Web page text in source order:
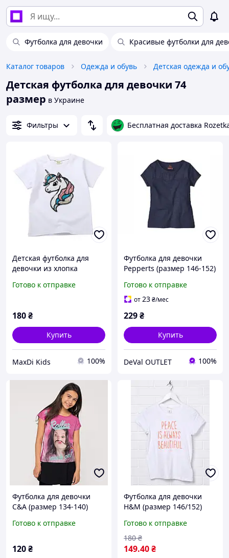
Футболка для девочки Красивые футболки для
Каталог товаров Одежда и обувь Детская одежда и
Детская футболка для девочки 74
размер в Украине
Фильтры Бесплатная доставка
Детская футболка для
девочки из хлопка
размер 90
Готово к отправке
180₴
Купить
MaxDi Kids 100%
Футболка для девочки
Pepperts (размер 146-152)
Готово к отправке
от23₴/мес
229₴
Купить
DeVal OUTLET 100%
Футболка для девочки
C&A (размер 134-140)
Готово к отправке
120₴
Футболка для девочки
H&M (размер 146/152)
Готово к отправке
149.40₴
180 ₴